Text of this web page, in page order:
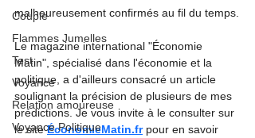
Couple
Flammes Jumelles
Test
Voyance
Relation amoureuse
Voyance Politique
malheureusement confirmés au fil du temps.
Le magazine international "Économie
Matin", spécialisé dans l'économie et la
politique, a d'ailleurs consacré un article
soulignant la précision de plusieurs de mes
prédictions. Je vous invite à le consulter sur
le site ÉconomieMatin.fr pour en savoir